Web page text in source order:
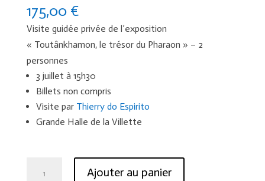
175,00 €
Visite guidée privée de l’exposition
« Toutânkhamon, le trésor du Pharaon » – 2
personnes
3 juillet à 15h30
Billets non compris
Visite par Thierry do Espirito
Grande Halle de la Villette
Ajouter au panier